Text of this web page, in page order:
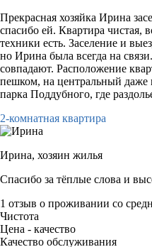
Прекрасная хозяйка Ирина
спасибо ей. Квартира чистая,
техники есть. Заселение и
но Ирина была всегда на
совпадают. Расположение
пешком, на центральный
парка Поддубного, где
2-комнатная квартира
Ирина, хозяин жилья
Спасибо за тёплые слова и
1 отзыв о проживании со
Чистота
Цена - качество
Качество обслуживания